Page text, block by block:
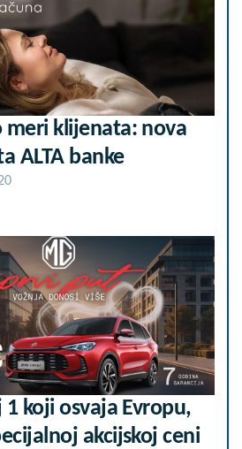
meri klijenata: nova
ALTA banke
koji osvaja Evropu,
akcijskoj ceni